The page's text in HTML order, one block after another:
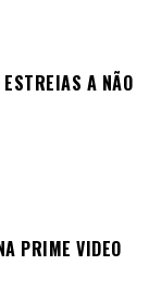
A NÃO
PRIME VIDEO